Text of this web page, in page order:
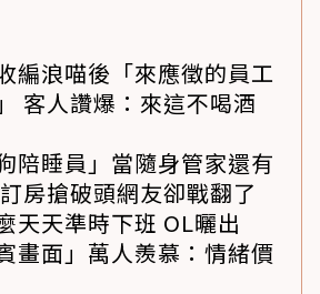
編浪喵後「來應徵的員工
客人讚爆：來這不喝酒
陪睡員」當隨身管家還有
房搶破頭網友卻戰翻了
天天準時下班 OL曬出
畫面」萬人羨慕：情緒價